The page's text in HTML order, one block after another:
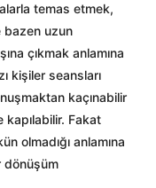
temas etmek,
bazen uzun
çıkmak anlamına
kişiler seansları
kaçınabilir
Fakat
olmadığı anlamına
dönüşüm